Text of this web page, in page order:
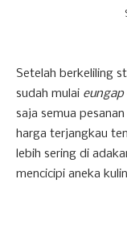
Setelah berkeliling
sudah mulai eungap
saja semua
harga terjangkau
lebih sering di
mencicipi aneka